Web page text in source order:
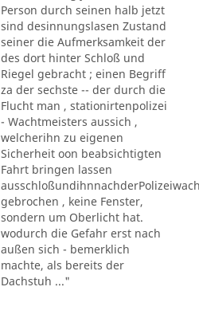
Person durch seinen halb jetzt
sind desinnungslasen Zustand
seiner die Aufmerksamkeit der
des dort hinter Schloß und
Riegel gebracht ; einen Begriff
za der sechste -- der durch die
Flucht man , stationirtenpolizei
- Wachtmeisters aussich ,
welcherihn zu eigenen
Sicherheit oon beabsichtigten
Fahrt bringen lassen
gebrochen , keine Fenster,
sondern um Oberlicht hat.
wodurch die Gefahr erst nach
außen sich - bemerklich
machte, als bereits der
Dachstuh ..."